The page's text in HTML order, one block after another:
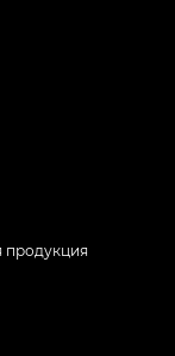
продукция